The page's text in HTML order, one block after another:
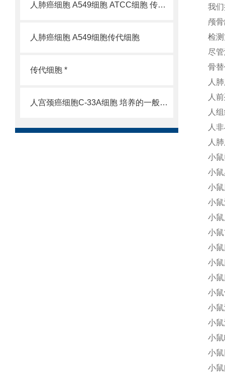
人肺癌细胞 A549细胞 ATCC细胞 传代细胞
人肺癌细胞 A549细胞传代细胞
传代细胞 *
人宫颈癌细胞C-33A细胞 培养的一般过程
我
颅
检
尽
骨
人
人
人
人
人
小
小
小
小
小
小
小
小
小
小
小
小
小
小
小